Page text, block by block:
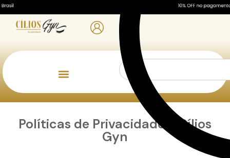
Políticas de Privacidade - Cílios
Gyn